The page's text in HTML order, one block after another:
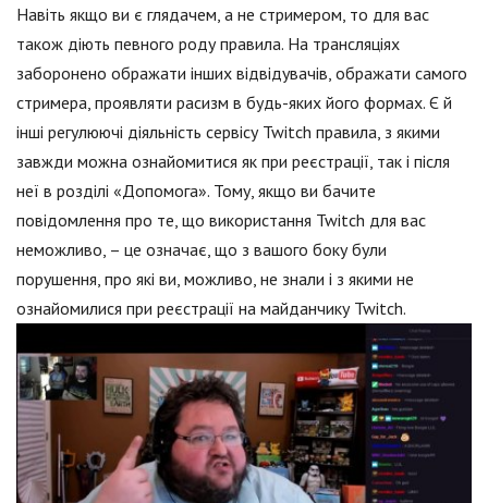
Навіть якщо ви є глядачем, а не стримером, то для вас
також діють певного роду правила. На трансляціях
заборонено ображати інших відвідувачів, ображати самого
стримера, проявляти расизм в будь-яких його формах. Є й
інші регулюючі діяльність сервісу Twitch правила, з якими
завжди можна ознайомитися як при реєстрації, так і після
неї в розділі «Допомога». Тому, якщо ви бачите
повідомлення про те, що використання Twitch для вас
неможливо, – це означає, що з вашого боку були
порушення, про які ви, можливо, не знали і з якими не
ознайомилися при реєстрації на майданчику Twitch.